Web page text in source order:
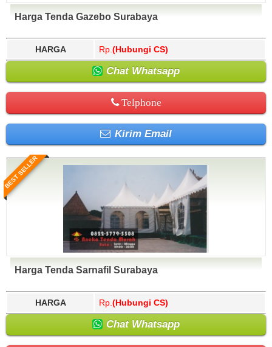
Harga Tenda Gazebo Surabaya
HARGA Rp. (Hubungi CS)
Chat Whatsapp
Telphone
Kirim Email
BEST SELLER
Harga Tenda Sarnafil Surabaya
HARGA Rp. (Hubungi CS)
Chat Whatsapp